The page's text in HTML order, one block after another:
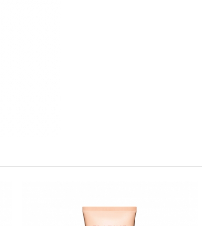
臺中國際機場(RMQ)
高雄國際機場(KHH)